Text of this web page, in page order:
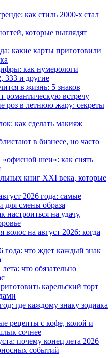
как стиль 2000-х стал
которые выглядят
какие карты приготовили
как нумерологи
333 и другие
в жизнь: 5 знаков
романтическую встречу
роз в летнюю жару: секреты
как сделать макияж
в бизнесе, но часто
шеи»: как снять
книг XXI века, которые
2026 года: самые
для смены образа
настроиться на удачу,
на август 2026: когда
года: что ждет каждый знак
что обязательно
карельский торт
где каждому знаку зодиака
рецепты с кофе, колой и
сочнее
почему конец лета 2026
событий